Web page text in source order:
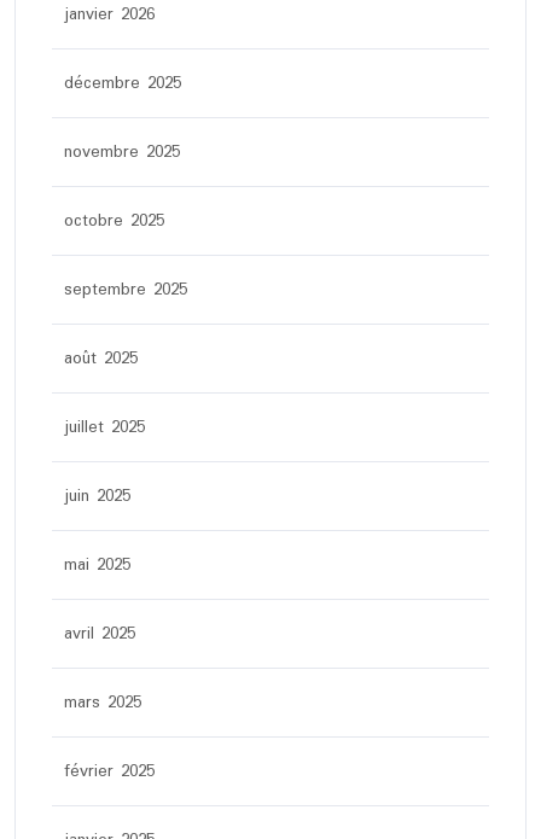
janvier 2026
décembre 2025
novembre 2025
octobre 2025
septembre 2025
août 2025
juillet 2025
juin 2025
mai 2025
avril 2025
mars 2025
février 2025